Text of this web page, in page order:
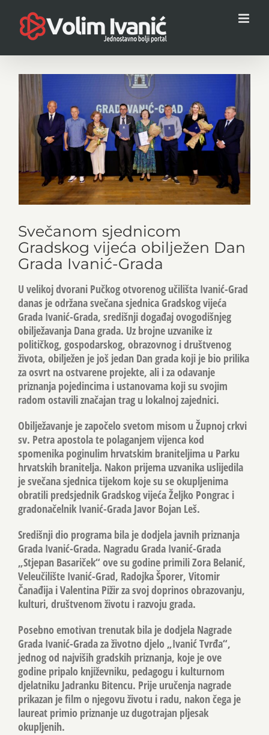
content
View
Larger
Image
Svečanom sjednicom
Gradskog vijeća obilježen Dan
Grada Ivanić-Grada
U velikoj dvorani Pučkog otvorenog učilišta Ivanić-Grad
danas je održana svečana sjednica Gradskog vijeća
Grada Ivanić-Grada, središnji događaj ovogodišnjeg
obilježavanja Dana grada. Uz brojne uzvanike iz
političkog, gospodarskog, obrazovnog i društvenog
života, obilježen je još jedan Dan grada koji je bio prilika
za osvrt na ostvarene projekte, ali i za odavanje
priznanja pojedincima i ustanovama koji su svojim
radom ostavili značajan trag u lokalnoj zajednici.
Obilježavanje je započelo svetom misom u Župnoj crkvi
sv. Petra apostola te polaganjem vijenca kod
spomenika poginulim hrvatskim braniteljima u Parku
hrvatskih branitelja. Nakon prijema uzvanika uslijedila
je svečana sjednica tijekom koje su se okupljenima
obratili predsjednik Gradskog vijeća Željko Pongrac i
gradonačelnik Ivanić-Grada Javor Bojan Leš.
Središnji dio programa bila je dodjela javnih priznanja
Grada Ivanić-Grada. Nagradu Grada Ivanić-Grada
„Stjepan Basariček“ ove su godine primili Zora Belanić,
Veleučilište Ivanić-Grad, Radojka Šporer, Vitomir
Čanađija i Valentina Pižir za svoj doprinos obrazovanju,
kulturi, društvenom životu i razvoju grada.
Posebno emotivan trenutak bila je dodjela Nagrade
Grada Ivanić-Grada za životno djelo „Ivanić Tvrđa“,
jednog od najviših gradskih priznanja, koje je ove
godine pripalo književniku, pedagogu i kulturnom
djelatniku Jadranku Bitencu. Prije uručenja nagrade
prikazan je film o njegovu životu i radu, nakon čega je
laureat primio priznanje uz dugotrajan pljesak
okupljenih.